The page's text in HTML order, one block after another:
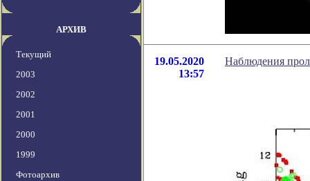
АРХИВ
Текущий
2003
2002
2001
2000
1999
Фотоархив
19.05.2020
13:57
Наблюдения